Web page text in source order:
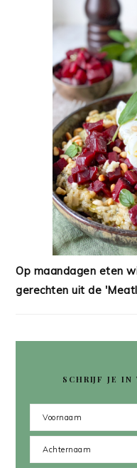
Op maandagen eten
gerechten uit de
SCHRIJF JE IN